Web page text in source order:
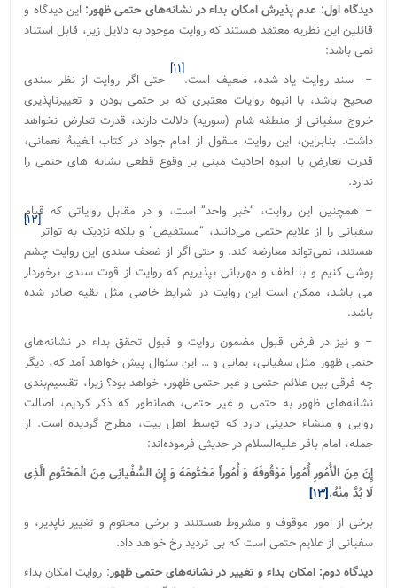
دیدگاه اول: عدم پذیرش امکان بداء در نشانه‌های حتمی ظهور: این دیدگاه و
قائلین این نظریه معتقد هستند که روایت موجود به دلایل زیر، قابل استناد
نمی باشد:
– سند روایت یاد شده، ضعیف است.
[۱۱]
حتی اگر روایت از نظر سندی
صحیح باشد، با انبوه روایات معتبری که بر حتمی بودن و تغییرناپذیری
خروج سفیانی از منطقه شام (سوریه) دلالت دارند، قدرت تعارض نخواهد
داشت. بنابراین، این روایت منقول از امام جواد در کتاب الغیبۀ نعمانی،
قدرت تعارض با انبوه احادیث مبنی بر وقوع قطعی نشانه های حتمی را
ندارد.
– همچنین این روایت، “خبر واحد” است، و در مقابل روایاتی که قیام
سفیانی را از علایم حتمی می‌­د‌‌انند، “مستفیض” و بلکه نزدیک به تواتر
[۱۲]
هستند، نمی‌تواند معارضه کند. و حتی اگر از ضعف سندی این روایت چشم
پوشی کنیم و با لطف و مهربانی بپذیریم که روایت از قوت سندی برخوردار
می باشد، ممکن است این روایت در شرایط خاصی مثل تقیه صادر شده
باشد.
– و نیز در فرض قبول مضمون روایت و قبول تحقق بداء در نشانه‌های
حتمی ظهور مثل سفیانی، یمانی و … این سئوال پیش خواهد آمد که، دیگر
چه فرقی بین علائم حتمی و غیر حتمی ظهور، خواهد بود؟ زیرا، تقسیم‌بندی
نشانه‌های ظهور به حتمی و غیر حتمی، همانطور که ذکر کردیم، اصالت
روایی و منشاء حدیثی دارد که توسط اهل بیت، مطرح گردیده است. از
جمله، امام باقر علیه‌السلام در حدیثی فرموده‌اند:
إِنَ‏ مِنَ‏ الْأُمُورِ أُمُوراً مَوْقُوفَهً وَ أُمُوراً مَحْتُومَهً وَ إِنَ‏ السُّفْیانِی‏ مِنَ‏ الْمَحْتُومِ‏ الَّذِی
لَا بُدَّ مِنْهُ.[۱۳]
برخی از امور موقوف و مشروط هستنند و برخی محتوم و تغییر ناپذیر، و
سفیانی از علایم حتمی است که بی تردید رخ خواهد داد.
دیدگاه دوم: امکان بداء و تغییر در نشانه‌های حتمی ظهور: روایت امکان بداء